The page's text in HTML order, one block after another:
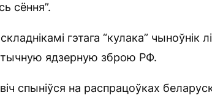
сёння”.
гэтага “кулака”
ядзерную зброю РФ.
спыніўся на распрацоўках